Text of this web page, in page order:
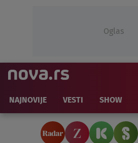
Oglas
NAJNOVIJE VESTI SHOW